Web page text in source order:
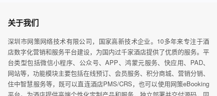
关于我们
深圳市网策网络技术有限公司，国家高新技术企业。10多年来专注于酒
店数字化营销和服务平台建设，为国内过千家酒店提供了优质的服务。平
台类型包括微信小程序、公众号、APP、鸿蒙元服务、快应用、PAD、
网站等，功能模块主要包括在线预订、会员服务、积分商城、营销分销、
住中智慧服务等，既可以直连酒店PMS/CRS，也可以使用网策eBooking